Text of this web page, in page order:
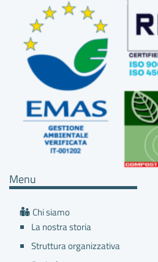
PARTECIPAZIONE E
LAVORATORI E
SALUTE E SICUREZZA SUL
Menu
Chi siamo
La nostra storia
Struttura organizzativa